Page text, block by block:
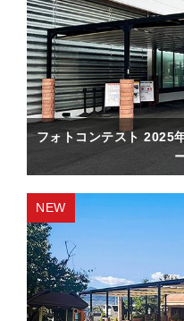
フォトコンテスト 2025